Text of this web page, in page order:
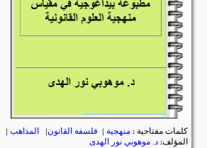
كلمات مفتاحية :منهجية | فلسفة القانون| المذاهب |
المؤلف:د. موهوبي نور الهدى